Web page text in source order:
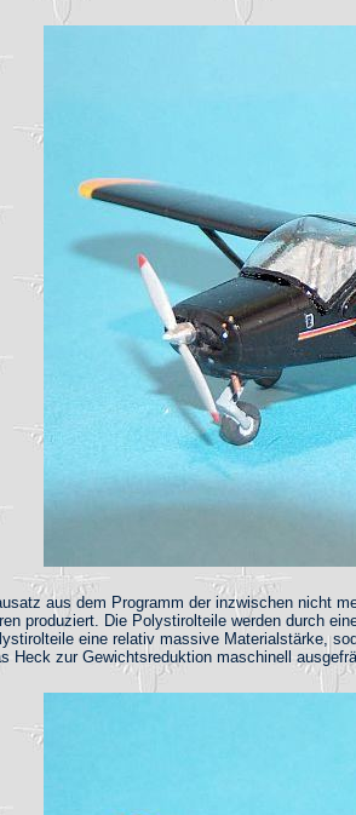
aus dem Programm der inzwischen nicht
produziert. Die Polystirolteile werden durch
eine relativ massive Materialstärke,
Heck zur Gewichtsreduktion maschinell